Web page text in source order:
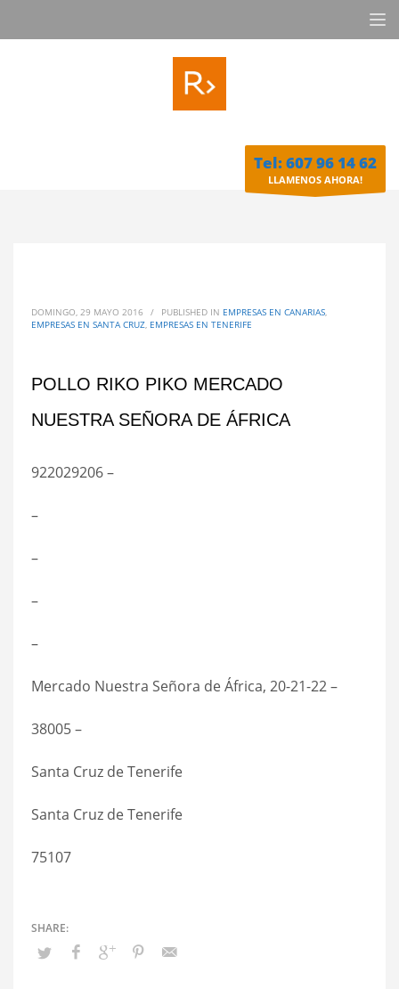
Tel: 607 96 14 62
LLAMENOS AHORA!
DOMINGO, 29 MAYO 2016 / PUBLISHED IN EMPRESAS EN CANARIAS,
EMPRESAS EN SANTA CRUZ, EMPRESAS EN TENERIFE
POLLO RIKO PIKO MERCADO
NUESTRA SEÑORA DE ÁFRICA
922029206 –
–
–
–
–
Mercado Nuestra Señora de África, 20-21-22 –
38005 –
Santa Cruz de Tenerife
Santa Cruz de Tenerife
75107